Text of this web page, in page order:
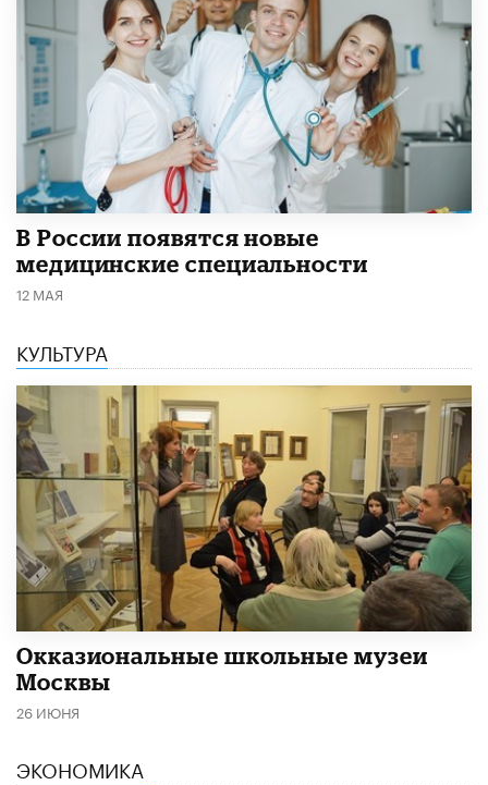
В России появятся новые
медицинские специальности
12 МАЯ
КУЛЬТУРА
​Окказиональные школьные музеи
Москвы
26 ИЮНЯ
ЭКОНОМИКА